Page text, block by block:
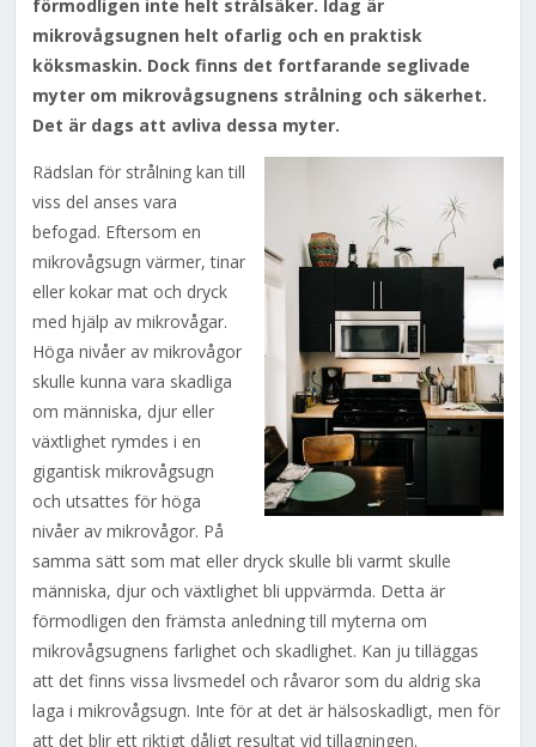
förmodligen inte helt strålsäker. Idag är
mikrovågsugnen helt ofarlig och en praktisk
köksmaskin. Dock finns det fortfarande seglivade
myter om mikrovågsugnens strålning och säkerhet.
Det är dags att avliva dessa myter.
Rädslan för strålning kan till
viss del anses vara
befogad. Eftersom en
mikrovågsugn värmer, tinar
eller kokar mat och dryck
med hjälp av mikrovågar.
Höga nivåer av mikrovågor
skulle kunna vara skadliga
om människa, djur eller
växtlighet rymdes i en
gigantisk mikrovågsugn
och utsattes för höga
nivåer av mikrovågor. På
samma sätt som mat eller dryck skulle bli varmt skulle
människa, djur och växtlighet bli uppvärmda. Detta är
förmodligen den främsta anledning till myterna om
mikrovågsugnens farlighet och skadlighet. Kan ju tilläggas
att det finns vissa livsmedel och råvaror som du aldrig ska
laga i mikrovågsugn. Inte för at det är hälsoskadligt, men för
att det blir ett riktigt dåligt resultat vid tillagningen.